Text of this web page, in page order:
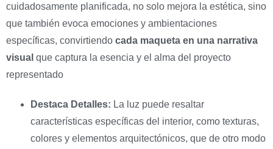
cuidadosamente planificada, no solo mejora la estética, sino
que también evoca emociones y ambientaciones
específicas, convirtiendo cada maqueta en una narrativa
visual que captura la esencia y el alma del proyecto
representado
Destaca Detalles: La luz puede resaltar
características específicas del interior, como texturas,
colores y elementos arquitectónicos, que de otro modo